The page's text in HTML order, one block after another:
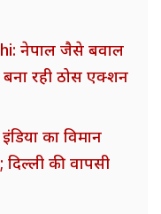
नेपाल जैसे बवाल
रही ठोस एक्शन
का विमान
दिल्ली की वापसी